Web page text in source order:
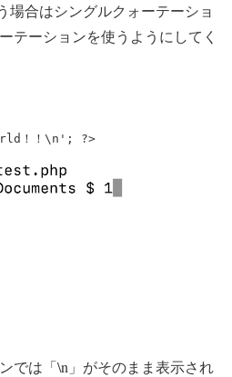
場合はシングルクォーテーショ
テーションを使うようにしてく
World！！\n'; ?>
では「\n」がそのまま表示され